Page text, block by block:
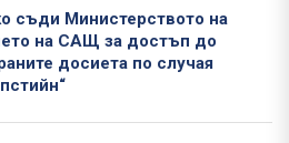
съди Министерството на
на САЩ за достъп до
досиета по случая